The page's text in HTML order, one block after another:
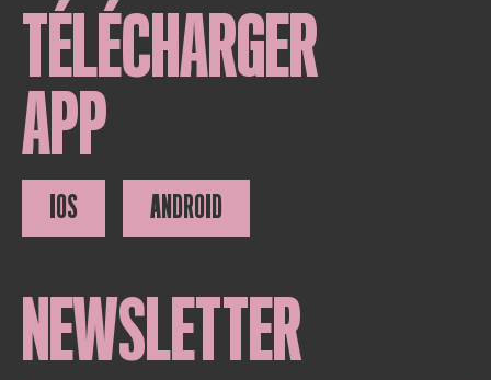
TÉLÉCHARGER
APP
IOS ANDROID
NEWSLETTER